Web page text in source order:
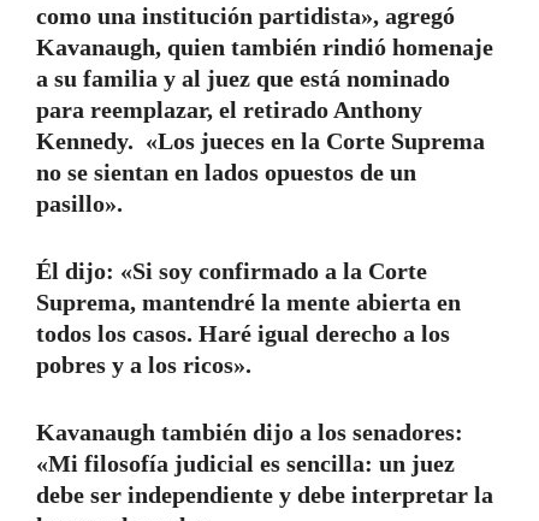
como una institución partidista», agregó
Kavanaugh, quien también rindió homenaje
a su familia y al juez que está nominado
para reemplazar, el retirado Anthony
Kennedy. «Los jueces en la Corte Suprema
no se sientan en lados opuestos de un
pasillo».
Él dijo: «Si soy confirmado a la Corte
Suprema, mantendré la mente abierta en
todos los casos. Haré igual derecho a los
pobres y a los ricos».
Kavanaugh también dijo a los senadores:
«Mi filosofía judicial es sencilla: un juez
debe ser independiente y debe interpretar la